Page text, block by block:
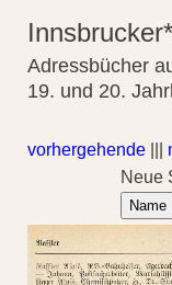
Adressbücher
19. und 20.
vorhergehende
Neue
Name